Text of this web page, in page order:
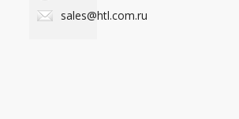
sales@htl.com.ru